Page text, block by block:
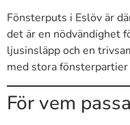
Fönsterputs i Eslöv är
det är en nödvändighet
ljusinsläpp och en
med stora
För vem